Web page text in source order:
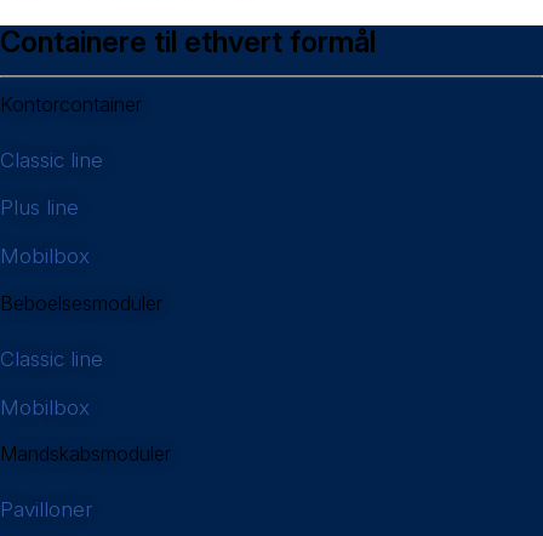
Containere til ethvert formål
Kontorcontainer
Classic line
Plus line
Mobilbox
Beboelsesmoduler
Classic line
Mobilbox
Mandskabsmoduler
Pavilloner